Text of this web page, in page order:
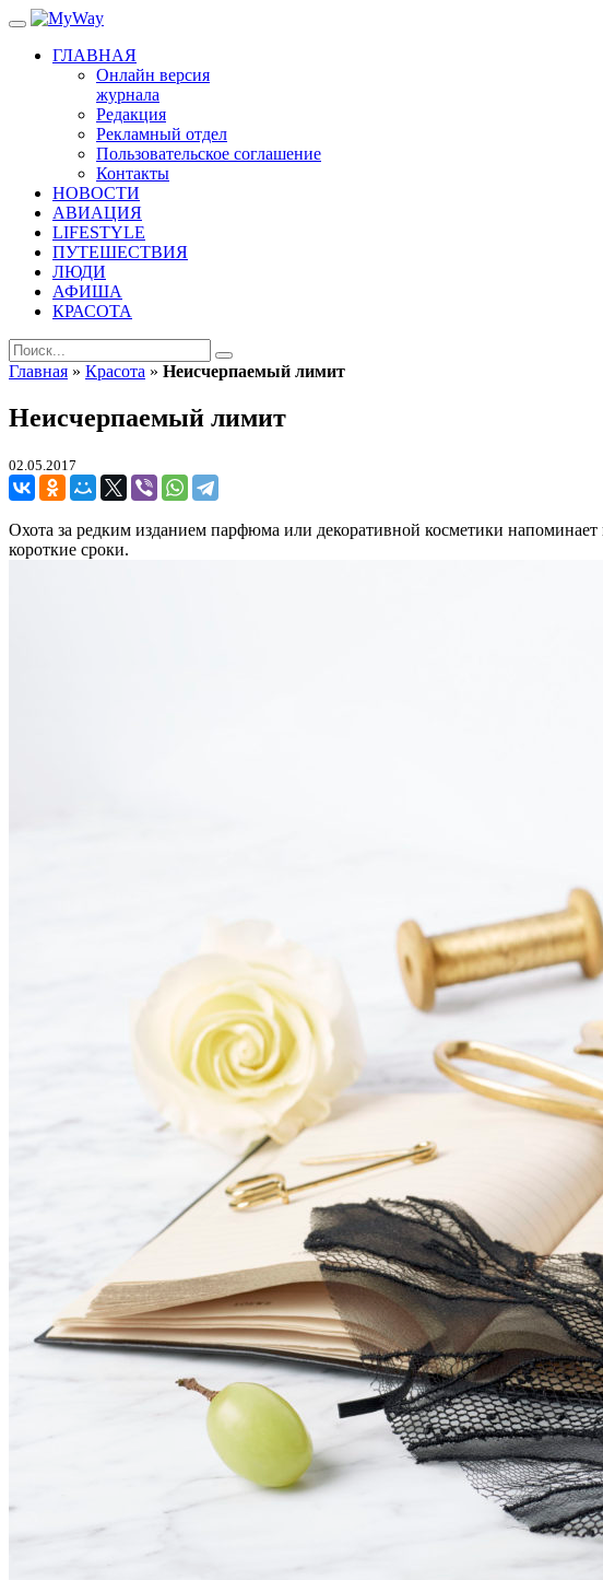
ГЛАВНАЯ
Онлайн версия
журнала
Редакция
Рекламный отдел
Пользовательское соглашение
Контакты
НОВОСТИ
АВИАЦИЯ
LIFESTYLE
ПУТЕШЕСТВИЯ
ЛЮДИ
АФИША
КРАСОТА
Главная » Красота » Неисчерпаемый лимит
Неисчерпаемый лимит
02.05.2017
Охота за редким изданием парфюма или декоративной косметики
короткие сроки.